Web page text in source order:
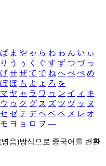
ぱ ま や ゃ ら わ ゎ ん い ぃ
り う ぅ く ぐ す ず つ づ っ
げ せ ぜ て で ね へ べ ぺ め
ぼ ぽ も よ ょ ろ を
マ ヤ ャ ラ ワ ヮ ン イ ィ キ
ウ ゥ ク グ ス ズ ツ ヅ ッ ヌ
セ ゼ テ デ ヘ ベ ペ メ レ オ
モ ヨ ョ ロ ヲ ―
병음)방식으로 중국어를 변환